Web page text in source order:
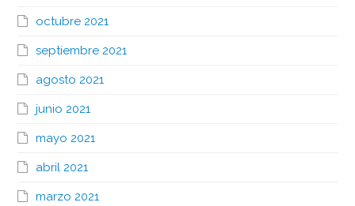
octubre 2021
septiembre 2021
agosto 2021
junio 2021
mayo 2021
abril 2021
marzo 2021